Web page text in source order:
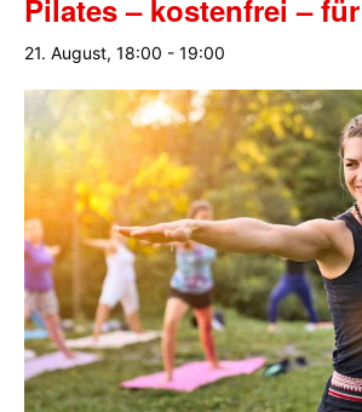
Pilates – kostenfrei –
21. August, 18:00 - 19:00